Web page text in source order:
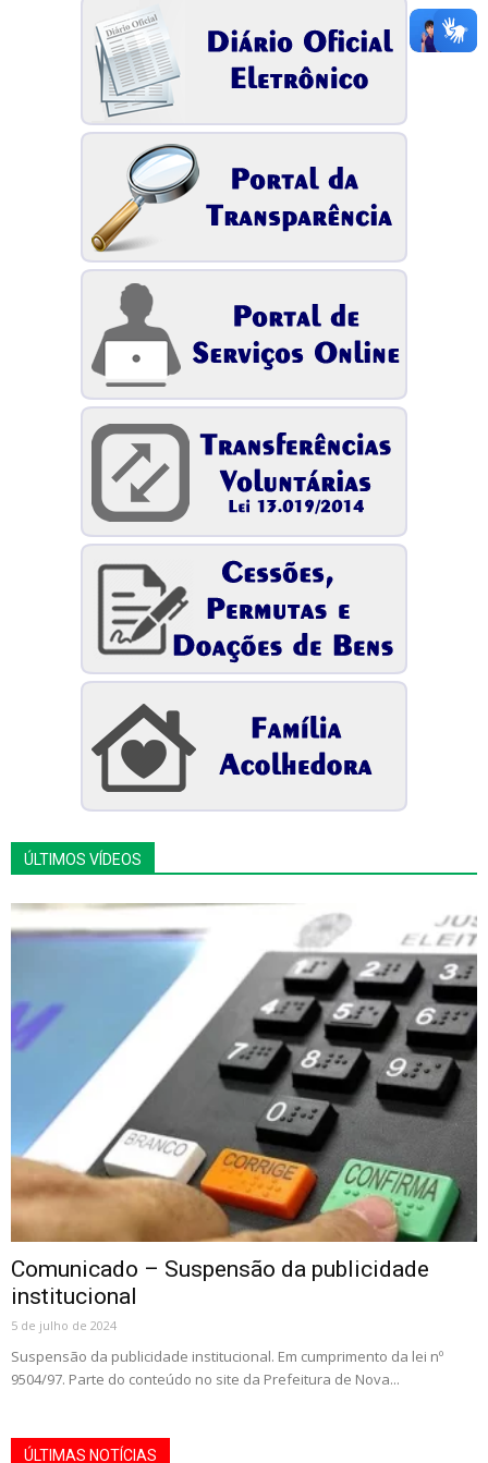
ÚLTIMOS VÍDEOS
Comunicado – Suspensão da publicidade
institucional
5 de julho de 2024
Suspensão da publicidade institucional. Em cumprimento da lei nº
9504/97. Parte do conteúdo no site da Prefeitura de Nova...
ÚLTIMAS NOTÍCIAS